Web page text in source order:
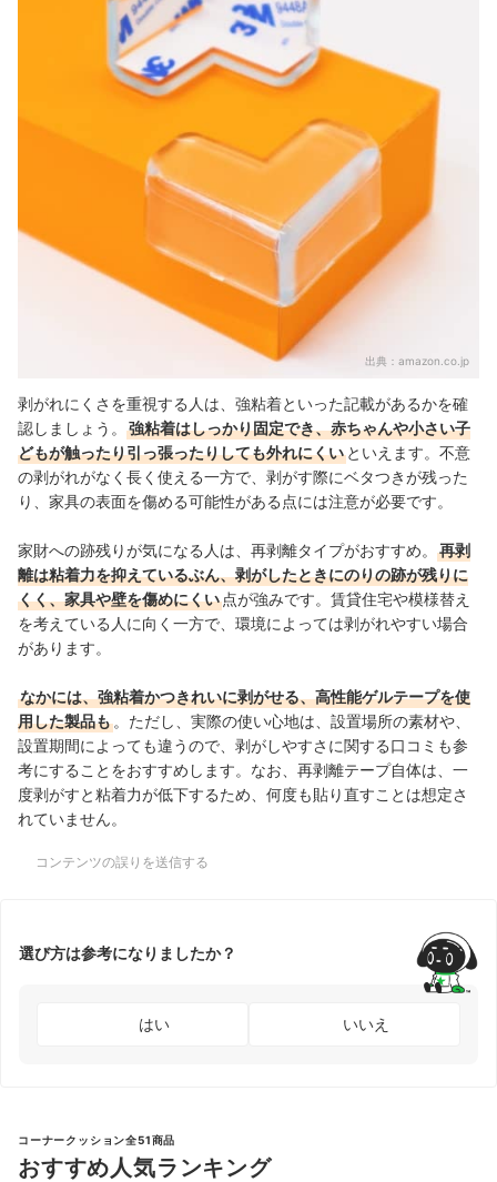
出典： amazon.co.jp
剥がれにくさを重視する人は、強粘着といった記載があるかを確
認しましょう。
強粘着はしっかり固定でき、赤ちゃんや小さい子
どもが触ったり引っ張ったりしても外れにくい といえます。不意
の剥がれがなく長く使える一方で、剥がす際にベタつきが残った
り、家具の表面を傷める可能性がある点には注意が必要です。
家財への跡残りが気になる人は、再剥離タイプがおすすめ。
再剥
離は粘着力を抑えているぶん、剥がしたときにのりの跡が残りに
くく、家具や壁を傷めにくい 点が強みです。賃貸住宅や模様替え
を考えている人に向く一方で、環境によっては剥がれやすい場合
があります。
なかには、強粘着かつきれいに剥がせる、高性能ゲルテープを使
用した製品も 。ただし、実際の使い心地は、設置場所の素材や、
設置期間によっても違うので、剥がしやすさに関する口コミも参
考にすることをおすすめします。なお、再剥離テープ自体は、一
度剥がすと粘着力が低下するため、何度も貼り直すことは想定さ
れていません。
コンテンツの誤りを送信する
選び方は参考になりましたか？
はい いいえ
コーナークッション全51商品
おすすめ人気ランキング